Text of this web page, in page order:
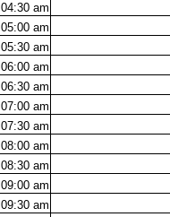
04:30 am
05:00 am
05:30 am
06:00 am
06:30 am
07:00 am
07:30 am
08:00 am
08:30 am
09:00 am
09:30 am